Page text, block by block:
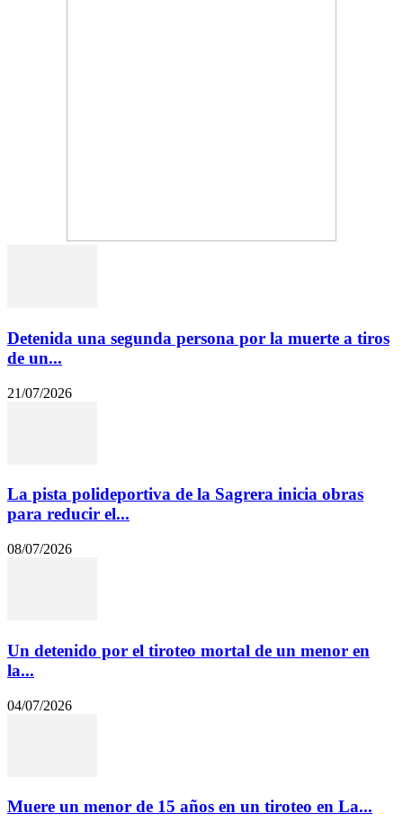
Detenida una segunda persona por la muerte a tiros
de un...
21/07/2026
La pista polideportiva de la Sagrera inicia obras
para reducir el...
08/07/2026
Un detenido por el tiroteo mortal de un menor en
la...
04/07/2026
Muere un menor de 15 años en un tiroteo en La...